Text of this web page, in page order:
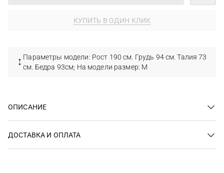
КУПИТЬ В ОДИН КЛИК
Параметры модели: Рост 190 см. Грудь 94 см. Талия 73
см. Бедра 93см; На модели размер: M
ОПИСАНИЕ
ДОСТАВКА И ОПЛАТА